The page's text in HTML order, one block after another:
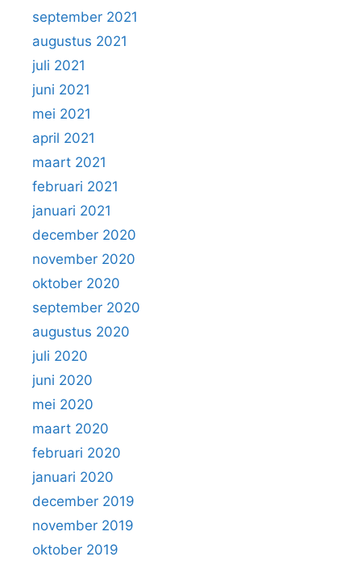
september 2021
augustus 2021
juli 2021
juni 2021
mei 2021
april 2021
maart 2021
februari 2021
januari 2021
december 2020
november 2020
oktober 2020
september 2020
augustus 2020
juli 2020
juni 2020
mei 2020
maart 2020
februari 2020
januari 2020
december 2019
november 2019
oktober 2019